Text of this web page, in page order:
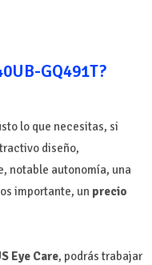
GQ491T?
lo que necesitas, si
diseño,
notable autonomía, una
importante, un precio
Eye Care, podrás trabajar